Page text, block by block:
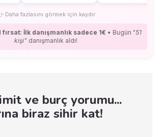
Daha fazlasını görmek için kaydır
fırsat: İlk danışmanlık sadece 1€ • Bugün "51
kişi" danışmanlık aldı!
ve burç yorumu...
biraz sihir kat!